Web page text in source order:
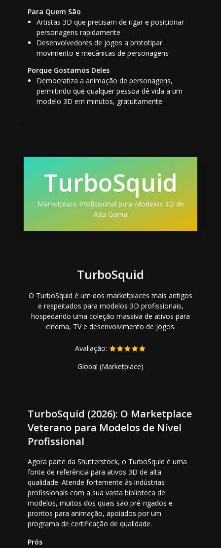
Para Quem São
Artistas 3D que precisam de rigar e posicionar
personagens rapidamente
Desenvolvedores de jogos a prototipar
movimento e mecânicas de personagens
Porque Gostamos Deles
Democratiza a animação de personagens,
permitindo que qualquer pessoa dê vida a um
modelo 3D em minutos, gratuitamente.
TurboSquid
Marketplace Profissional para Modelos 3D de
Alta Gama
TurboSquid
O TurboSquid é um dos marketplaces mais antigos
e respeitados para modelos 3D profissionais,
hospedando uma coleção massiva de ativos para
cinema, TV e desenvolvimento de jogos.
Avaliação:
Global (Marketplace)
TurboSquid (2026): O Marketplace
Veterano para Modelos de Nível
Profissional
Agora parte da Shutterstock, o TurboSquid é uma
fonte de referência para ativos 3D de alta
qualidade. Atende fortemente às indústrias
profissionais com a sua vasta biblioteca de
modelos, muitos dos quais são pré-rigados e
prontos para animação, apoiados por um
programa de certificação de qualidade.
Prós